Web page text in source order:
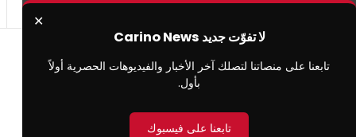
✕
لا تفوّت جديد Carino News
تابعنا على منصاتنا لتصلك آخر الأخبار والفيديوهات الحصرية أولاً
بأول.
تابعنا على فيسبوك